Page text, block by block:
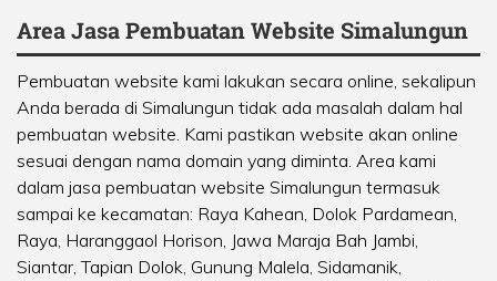
Area Jasa Pembuatan Website Simalungun
Pembuatan website kami lakukan secara online, sekalipun
Anda berada di Simalungun tidak ada masalah dalam hal
pembuatan website. Kami pastikan website akan online
sesuai dengan nama domain yang diminta. Area kami
dalam jasa pembuatan website Simalungun termasuk
sampai ke kecamatan: Raya Kahean, Dolok Pardamean,
Raya, Haranggaol Horison, Jawa Maraja Bah Jambi,
Siantar,Tapian Dolok, Gunung Malela, Sidamanik,